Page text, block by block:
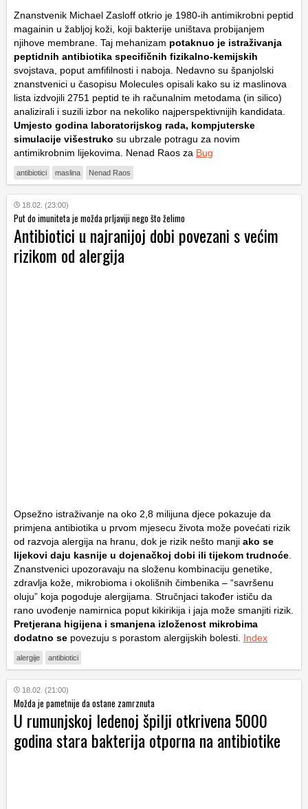
Znanstvenik Michael Zasloff otkrio je 1980-ih antimikrobni peptid
magainin u žabljoj koži, koji bakterije uništava probijanjem
njihove membrane. Taj mehanizam potaknuo je istraživanja
peptidnih antibiotika specifičnih fizikalno-kemijskih
svojstava, poput amfifilnosti i naboja. Nedavno su španjolski
znanstvenici u časopisu Molecules opisali kako su iz maslinova
lista izdvojili 2751 peptid te ih računalnim metodama (in silico)
analizirali i suzili izbor na nekoliko najperspektivnijih kandidata.
Umjesto godina laboratorijskog rada, kompjuterske
simulacije višestruko su ubrzale potragu za novim
antimikrobnim lijekovima. Nenad Raos za Bug
antibiotici maslina Nenad Raos
18.02. (23:00)
Put do imuniteta je možda prljaviji nego što želimo
Antibiotici u najranijoj dobi povezani s većim
rizikom od alergija
Opsežno istraživanje na oko 2,8 milijuna djece pokazuje da
primjena antibiotika u prvom mjesecu života može povećati rizik
od razvoja alergija na hranu, dok je rizik nešto manji ako se
lijekovi daju kasnije u dojenačkoj dobi ili tijekom trudnoće.
Znanstvenici upozoravaju na složenu kombinaciju genetike,
zdravlja kože, mikrobioma i okolišnih čimbenika – “savršenu
oluju” koja pogoduje alergijama. Stručnjaci također ističu da
rano uvođenje namirnica poput kikirikija i jaja može smanjiti rizik.
Pretjerana higijena i smanjena izloženost mikrobima
dodatno se povezuju s porastom alergijskih bolesti. Index
alergije antibiotici
18.02. (21:00)
Možda je pametnije da ostane zamrznuta
U rumunjskoj ledenoj špilji otkrivena 5000
godina stara bakterija otporna na antibiotike